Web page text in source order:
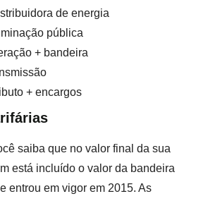
de energia
pública
+ bandeira
+ encargos
saiba que no valor final da sua
está incluído o valor da bandeira
entrou em vigor em 2015. As